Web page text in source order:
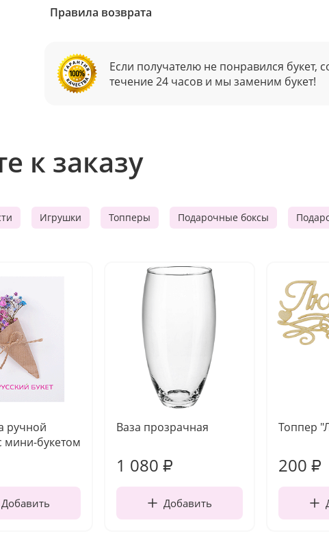
Правила возврата
Если получателю не понравился букет,
течение 24 часов и мы заменим букет!
к заказу
Игрушки Топперы Подарочные боксы
ручной
мини-букетом
Добавить
Ваза прозрачная
1 080 ₽
Добавить
Топпер
200 ₽